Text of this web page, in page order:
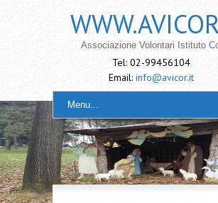
Associazione Volontari Istituto
Tel: 02-99456104
Email: info@avicor.it
Menu...